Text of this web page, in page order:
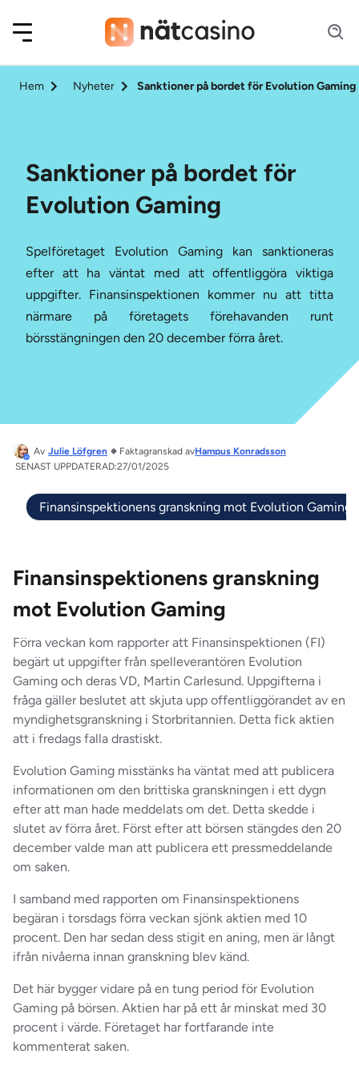
Hem Nyheter Sanktioner på bordet för Evolution Gaming
Sanktioner på bordet för
Evolution Gaming
Spelföretaget Evolution Gaming kan sanktioneras
efter att ha väntat med att offentliggöra viktiga
uppgifter. Finansinspektionen kommer nu att titta
närmare på företagets förehavanden runt
börsstängningen den 20 december förra året.
Av Julie Löfgren Faktagranskad avHampus Konradsson
SENAST UPPDATERAD:27/01/2025
Finansinspektionens granskning mot Evolution Gaming
Finansinspektionens granskning
mot Evolution Gaming
Förra veckan kom rapporter att Finansinspektionen (FI)
begärt ut uppgifter från spelleverantören Evolution
Gaming och deras VD, Martin Carlesund. Uppgifterna i
fråga gäller beslutet att skjuta upp offentliggörandet av en
myndighetsgranskning i Storbritannien. Detta fick aktien
att i fredags falla drastiskt.
Evolution Gaming misstänks ha väntat med att publicera
informationen om den brittiska granskningen i ett dygn
efter att man hade meddelats om det. Detta skedde i
slutet av förra året. Först efter att börsen stängdes den 20
december valde man att publicera ett pressmeddelande
om saken.
I samband med rapporten om Finansinspektionens
begäran i torsdags förra veckan sjönk aktien med 10
procent. Den har sedan dess stigit en aning, men är långt
ifrån nivåerna innan granskning blev känd.
Det här bygger vidare på en tung period för Evolution
Gaming på börsen. Aktien har på ett år minskat med 30
procent i värde. Företaget har fortfarande inte
kommenterat saken.